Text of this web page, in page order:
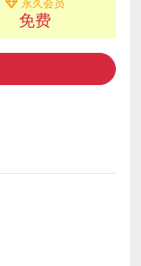
永久会员
免费